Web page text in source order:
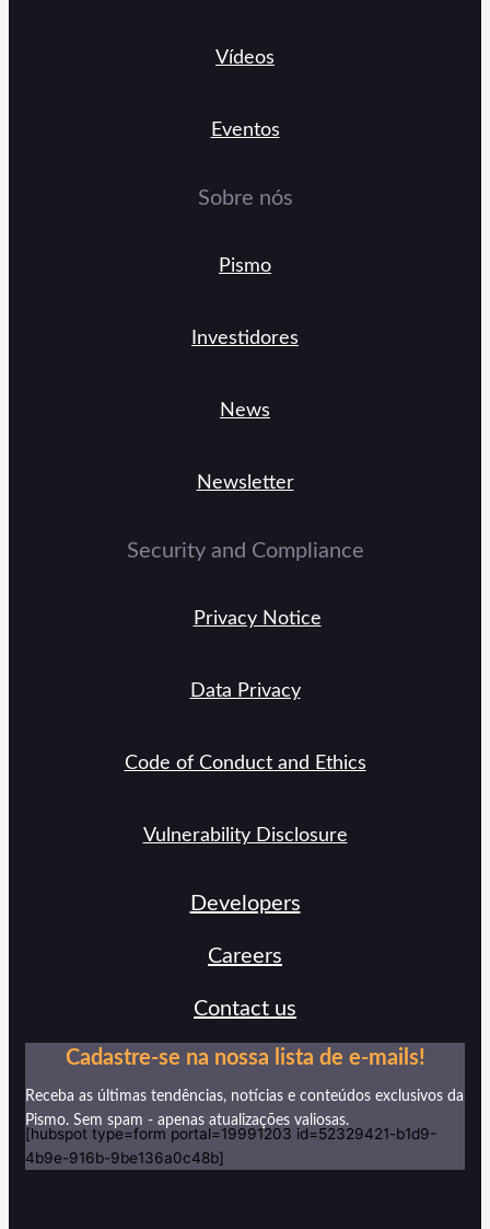
Vídeos
Eventos
Sobre nós
Pismo
Investidores
News
Newsletter
Security and Compliance
Privacy Notice
Data Privacy
Code of Conduct and Ethics
Vulnerability Disclosure
Developers​
Careers​
Contact us​
Cadastre-se na nossa lista de e-mails!
Receba as últimas tendências, notícias e conteúdos exclusivos da
Pismo. Sem spam - apenas atualizações valiosas.
[hubspot type=form portal=19991203 id=52329421-b1d9-
4b9e-916b-9be136a0c48b]